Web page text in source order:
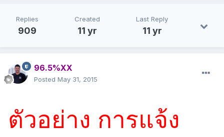
Replies
909
Created
11 yr
Last Reply
11 yr
96.5%XX
Posted May 31, 2015
ตัวอย่าง การแจ้ง